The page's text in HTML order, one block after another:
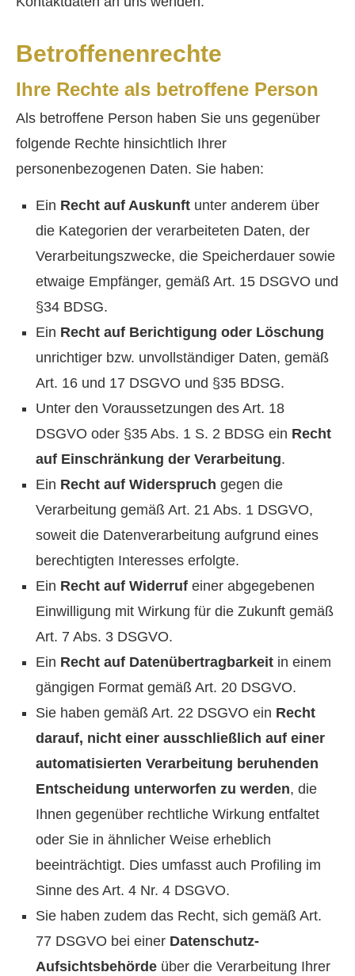
Betroffenenrechte
Ihre Rechte als betroffene Person
Als betroffene Person haben Sie uns gegenüber
folgende Rechte hinsichtlich Ihrer
personenbezogenen Daten. Sie haben:
Ein Recht auf Auskunft unter anderem über
die Kategorien der verarbeiteten Daten, der
Verarbeitungszwecke, die Speicherdauer sowie
etwaige Empfänger, gemäß Art. 15 DSGVO und
§34 BDSG.
Ein Recht auf Berichtigung oder Löschung
unrichtiger bzw. unvollständiger Daten, gemäß
Art. 16 und 17 DSGVO und §35 BDSG.
Unter den Voraussetzungen des Art. 18
DSGVO oder §35 Abs. 1 S. 2 BDSG ein Recht
auf Einschränkung der Verarbeitung.
Ein Recht auf Widerspruch gegen die
Verarbeitung gemäß Art. 21 Abs. 1 DSGVO,
soweit die Datenverarbeitung aufgrund eines
berechtigten Interesses erfolgte.
Ein Recht auf Widerruf einer abgegebenen
Einwilligung mit Wirkung für die Zukunft gemäß
Art. 7 Abs. 3 DSGVO.
Ein Recht auf Datenübertragbarkeit in einem
gängigen Format gemäß Art. 20 DSGVO.
Sie haben gemäß Art. 22 DSGVO ein Recht
darauf, nicht einer ausschließlich auf einer
automatisierten Verarbeitung beruhenden
Entscheidung unterworfen zu werden, die
Ihnen gegenüber rechtliche Wirkung entfaltet
oder Sie in ähnlicher Weise erheblich
beeinträchtigt. Dies umfasst auch Profiling im
Sinne des Art. 4 Nr. 4 DSGVO.
Sie haben zudem das Recht, sich gemäß Art.
77 DSGVO bei einer Datenschutz-
Aufsichtsbehörde über die Verarbeitung Ihrer